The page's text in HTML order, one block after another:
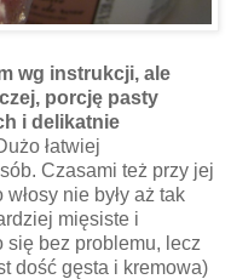
wg instrukcji, ale
porcję pasty
i delikatnie
łatwiej
Czasami też przy jej
nie były aż tak
mięsiste i
się bez problemu, lecz
dość gęsta i kremowa)